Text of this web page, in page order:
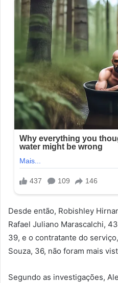
Desde então, Robishley
Rafael Juliano Marascalchi,
39, e o contratante do
Souza, 36, não foram mais
Segundo as investigações,